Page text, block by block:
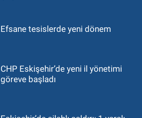
Efsane tesislerde yeni dönem
CHP Eskişehir’de yeni il yönetimi
göreve başladı